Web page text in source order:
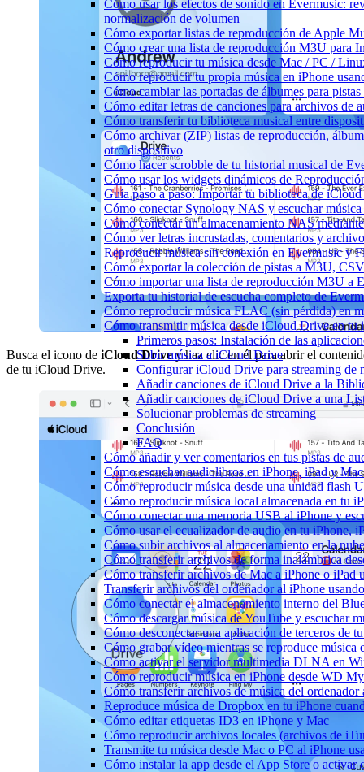
Cómo usar los efectos de sonido en Evermusic:
normalización de volumen
Cómo exportar listas de reproducción de Apple
Cómo crear una lista de reproducción M3U para
Cómo reproducir tu música desde Mac / PC /
Cómo reproducir tu propia música en iPhone
Cómo cambiar las portadas de álbumes para
Cómo editar letras de canciones para archivos de
Cómo transferir tu biblioteca musical entre
Cómo archivar (ZIP) listas de reproducción,
otro dispositivo
Cómo hacer scrobble de tu historial musical de
Cómo usar los widgets dinámicos de
Guía paso a paso: Importar tu biblioteca de
Cómo conectar Synology NAS y escuchar
Cómo conectar un almacenamiento NAS
Cómo ver letras incrustadas, comentarios y
Reproducir música sin conexión en Evermusic y
Cómo exportar la colección de pistas a M3U,
Cómo importar una lista de reproducción M3U a
Exporta tu historial de escucha completo de
Cómo reproducir música FLAC (sin pérdida) en
Cómo transmitir música desde iCloud Drive en tu
Primeros pasos: Instalación de las
Subir música a iCloud Drive
Configurar iCloud Drive para streaming de
Añadir canciones de iCloud Drive a la
Añadir canciones de iCloud Drive a una
Solucionar problemas de streaming
Conclusión
FAQ
Cómo añadir y ver comentarios en tus pistas de
Cómo escuchar audiolibros en iPhone, iPad y
Cómo reproducir música desde una unidad flash
Cómo reproducir música local almacenada en tu
Cómo conectar una memoria USB al iPhone y
Cómo usar el ecualizador de audio en tu iPhone,
Cómo subir archivos al almacenamiento en la
Cómo transferir archivos de forma inalámbrica
Cómo transferir archivos de Mac a iPhone o iPad
Transferir archivos del ordenador al iPhone
Cómo conectar el almacenamiento interno del
Cómo descargar música de YouTube y escuchar
Cómo desconectar una aplicación de terceros de
Cómo grabar vídeo mientras se reproduce música
Cómo activar el servidor multimedia DLNA en
Cómo reproducir música en iPhone desde WD
Cómo transferir archivos de música del
Reproduce música de Dropbox en tu iPhone
Cómo editar etiquetas ID3 en iPhone y Mac
Cómo reproducir archivos locales (archivos de
Transmite tu música desde Mac o PC al iPhone
Cómo instalar la app desde el App Store o
Busca el icono de iCloud Drivey haz clic en él para abrir el
de tu iCloud Drive.